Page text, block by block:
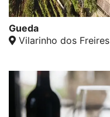
Gueda
Vilarinho dos Freires